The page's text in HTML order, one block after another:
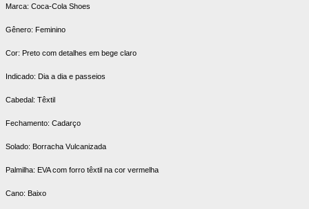
Marca: Coca-Cola Shoes
Gênero: Feminino
Cor: Preto com detalhes em bege claro
Indicado: Dia a dia e passeios
Cabedal: Têxtil
Fechamento: Cadarço
Solado: Borracha Vulcanizada
Palmilha: EVA com forro têxtil na cor vermelha
Cano: Baixo